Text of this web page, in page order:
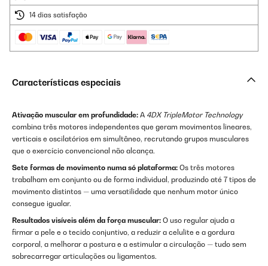
14 dias satisfação
Características especiais
Ativação muscular em profundidade: A 4DX TripleMotor Technology
combina três motores independentes que geram movimentos lineares,
verticais e oscilatórios em simultâneo, recrutando grupos musculares
que o exercício convencional não alcança.
Sete formas de movimento numa só plataforma: Os três motores
trabalham em conjunto ou de forma individual, produzindo até 7 tipos de
movimento distintos — uma versatilidade que nenhum motor único
consegue igualar.
Resultados visíveis além da força muscular: O uso regular ajuda a
firmar a pele e o tecido conjuntivo, a reduzir a celulite e a gordura
corporal, a melhorar a postura e a estimular a circulação — tudo sem
sobrecarregar articulações ou ligamentos.